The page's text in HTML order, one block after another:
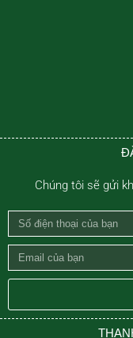
Chúng tôi sẽ gửi
Số
điện
thoại
của
Email
của